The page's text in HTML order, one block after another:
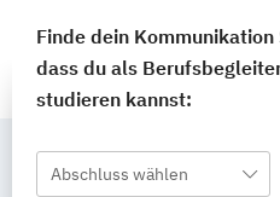
Finde dein
dass du als
studieren kannst:
Abschluss wählen